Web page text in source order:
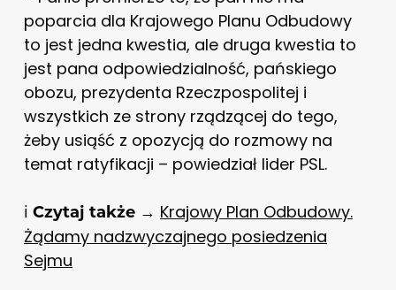
poparcia dla Krajowego Planu Odbudowy
to jest jedna kwestia, ale druga kwestia to
jest pana odpowiedzialność, pańskiego
obozu, prezydenta Rzeczpospolitej i
wszystkich ze strony rządzącej do tego,
żeby usiąść z opozycją do rozmowy na
temat ratyfikacji – powiedział lider PSL.
ℹ️ Czytaj także→ Krajowy Plan Odbudowy.
Żądamy nadzwyczajnego posiedzenia
Sejmu